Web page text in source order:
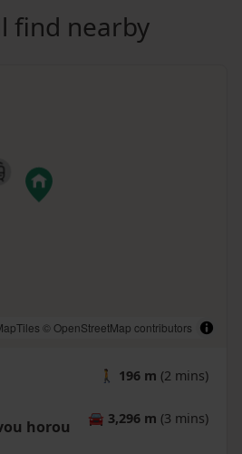
find nearby
© OpenStreetMap contributors
🚶 196 m (2 mins)
horou 🚘 3,296 m (3 mins)